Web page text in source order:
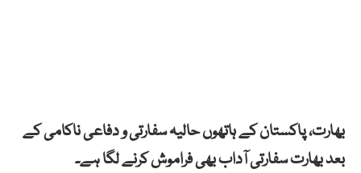
بھارت، پاکستان کے ہاتھوں حالیہ سفارتی و دفاعی ناکامی کے
بعد بھارت سفارتی آداب بھی فراموش کرنے لگا ہے۔